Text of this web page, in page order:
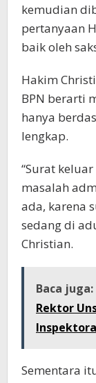
kemudian
pertanyaan
baik oleh
Hakim
BPN berarti
hanya
lengkap.
“Surat
masalah
ada, karena
sedang di
Christian.
Baca juga:
Rektor
Sementara